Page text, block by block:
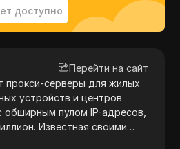
доступно
Перейти на сайт
прокси-серверы для жилых
устройств и центров
обширным пулом IP-адресов,
Известная своими
надежными соединениями,